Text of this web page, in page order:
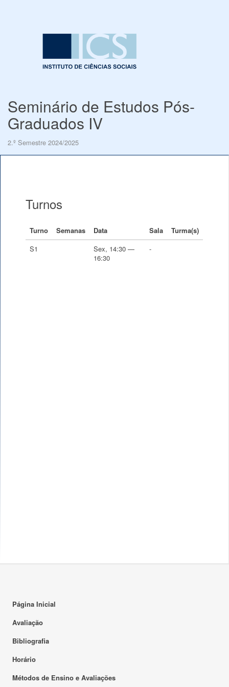
Seminário de Estudos Pós-
Graduados IV
2.º Semestre 2024/2025
Turnos
Turno Semanas Data Sala
Turma(s)
S1
Sex, 14:30 —
16:30
-
Página Inicial
Avaliação
Bibliografia
Horário
Métodos de Ensino e Avaliações